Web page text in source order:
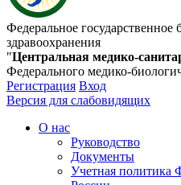
Федеральное
здравоохранения
"Центральная медико-
Федерального медико-
Регистрация Вход
Версия для слабовидящих
О нас
Руководство
Документы
Учетная